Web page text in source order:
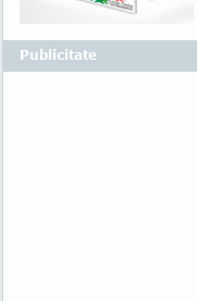
Publicitate